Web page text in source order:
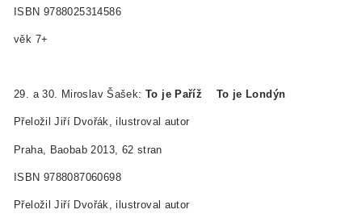
ISBN 978­80­253­1458­6
věk 7+
29. a 30. Miroslav Šašek: To je Paříž To je Londýn
Přeložil Jiří Dvořák, ilustroval autor
Praha, Baobab 2013, 62 stran
ISBN 978­80­87060­69­8
Přeložil Jiří Dvořák, ilustroval autor